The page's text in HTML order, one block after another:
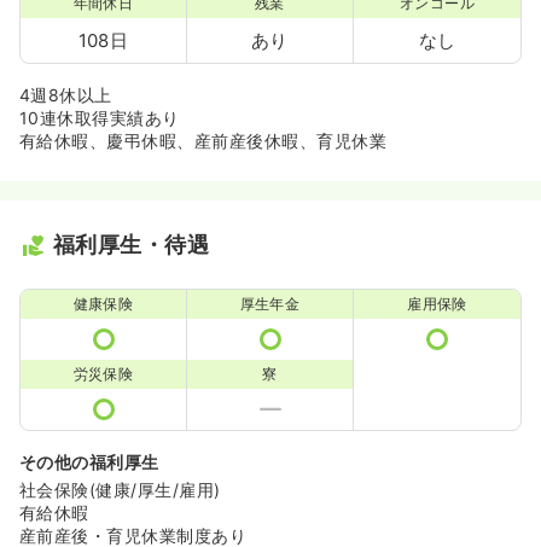
108日 あり なし
4週8休以上
10連休取得実績あり
有給休暇、慶弔休暇、産前産後休暇、育児休業
福利厚生・待遇
健康保険 厚生年金 雇用保険
労災保険 寮
その他の福利厚生
社会保険(健康/厚生/雇用)
有給休暇
産前産後・育児休業制度あり